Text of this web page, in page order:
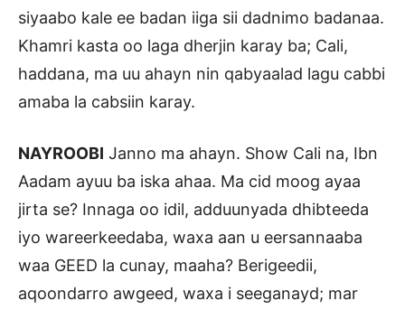
siyaabo kale ee badan iiga sii dadnimo badanaa.
Khamri kasta oo laga dherjin karay ba; Cali,
haddana, ma uu ahayn nin qabyaalad lagu cabbi
amaba la cabsiin karay.
NAYROOBI Janno ma ahayn. Show Cali na, Ibn
Aadam ayuu ba iska ahaa. Ma cid moog ayaa
jirta se? Innaga oo idil, adduunyada dhibteeda
iyo wareerkeedaba, waxa aan u eersannaaba
waa GEED la cunay, maaha? Berigeedii,
aqoondarro awgeed, waxa i seeganayd; mar